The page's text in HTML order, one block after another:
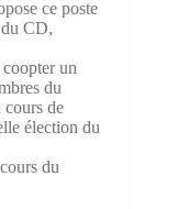
ce poste
CD,
un
du
cours de
élection du
du